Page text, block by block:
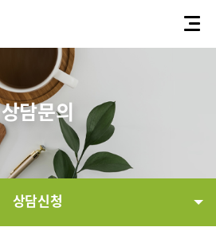
상담문의
상담신청